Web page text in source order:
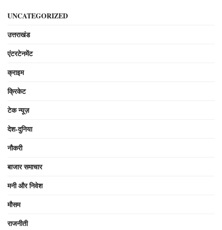
UNCATEGORIZED
उत्तराखंड
एंटरटेनमेंट
क्राइम
क्रिकेट
टेक न्यूज़
देश-दुनिया
नौकरी
बाजार समाचार
मनी और निवेश
मौसम
राजनीती